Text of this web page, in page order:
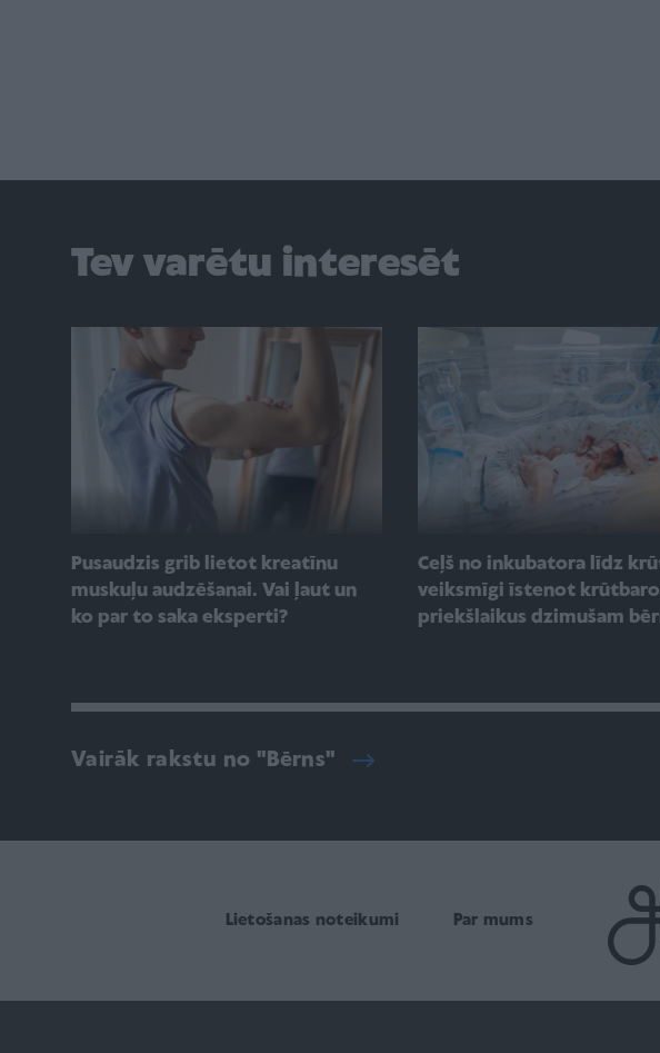
Tev varētu interesēt
Pusaudzis grib lietot kreatīnu
muskuļu audzēšanai. Vai ļaut un
ko par to saka eksperti?
Ceļš no inkubatora līdz
veiksmīgi īstenot
priekšlaikus dzimušam
Vairāk rakstu no "Bērns"
Lietošanas noteikumi Par mums